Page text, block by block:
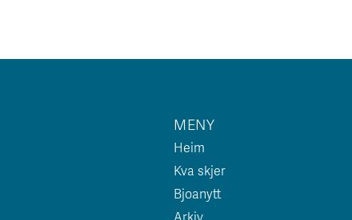
MENY
Heim
Kva skjer
Bjoanytt